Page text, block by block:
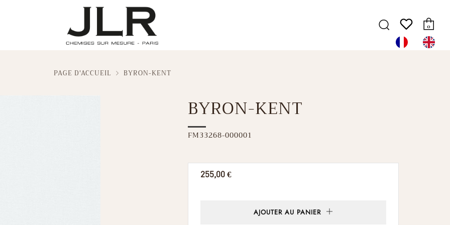
Recherche
0
PAGE D'ACCUEIL BYRON-KENT
BYRON-KENT
FM33268-000001
Prix
255,00 €
AJOUTER AU PANIER